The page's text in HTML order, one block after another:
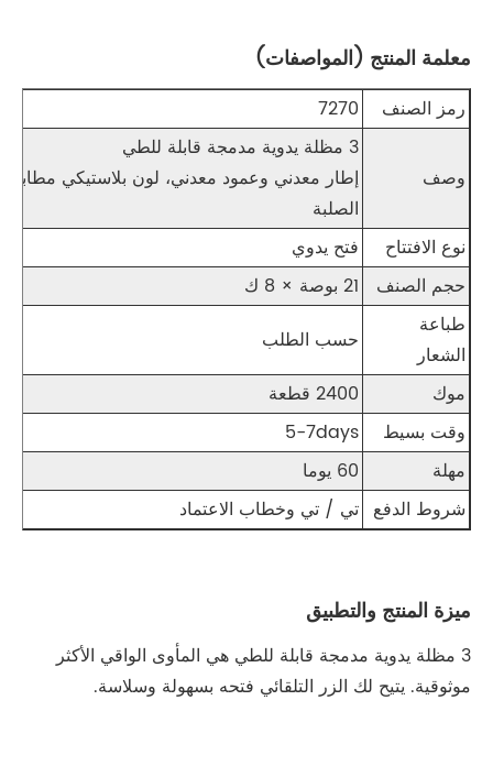
معلمة المنتج (المواصفات)
رمز الصنف 7270
وصف
3 مظلة يدوية مدمجة قابلة للطي
إطار معدني وعمود معدني، لون بلاستيكي
الصلبة
نوع الافتتاح
فتح يدوي
حجم الصنف
21 بوصة × 8 ك
طباعة
الشعار
حسب الطلب
موك
2400 قطعة
وقت بسيط
5-7days
مهلة
60 يوما
شروط الدفع تي / تي وخطاب الاعتماد
ميزة المنتج والتطبيق
3 مظلة يدوية مدمجة قابلة للطي هي المأوى الواقي الأكثر
موثوقية. يتيح لك الزر التلقائي فتحه بسهولة وسلاسة.